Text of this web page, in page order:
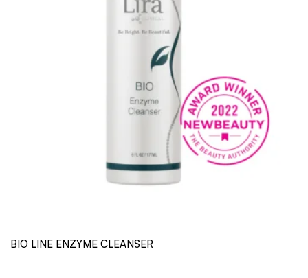
BIO LINE ENZYME CLEANSER